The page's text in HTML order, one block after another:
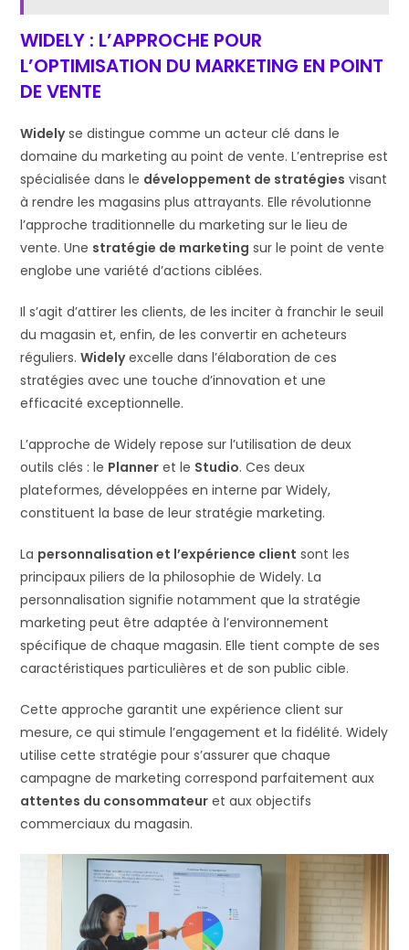
WIDELY : L’APPROCHE POUR
L’OPTIMISATION DU MARKETING EN POINT
DE VENTE
Widelyse distingue comme un acteur clé dans le
domaine du marketing au point de vente. L’entreprise est
spécialisée dans le développement de stratégies visant
à rendre les magasins plus attrayants. Elle révolutionne
l’approche traditionnelle du marketing sur le lieu de
vente. Une stratégie de marketing sur le point de vente
englobe une variété d’actions ciblées.
Il s’agit d’attirer les clients, de les inciter à franchir le seuil
du magasin et, enfin, de les convertir en acheteurs
réguliers.Widelyexcelle dans l’élaboration de ces
stratégies avec une touche d’innovation et une
efficacité exceptionnelle.
L’approche de Widely repose sur l’utilisation de deux
outils clés : le Planner et le Studio. Ces deux
plateformes, développées en interne par Widely,
constituent la base de leur stratégie marketing.
La personnalisation et l’expérience client sont les
principaux piliers de la philosophie de Widely. La
personnalisation signifie notamment que la stratégie
marketing peut être adaptée à l’environnement
spécifique de chaque magasin. Elle tient compte de ses
caractéristiques particulières et de son public cible.
Cette approche garantit une expérience client sur
mesure, ce qui stimule l’engagement et la fidélité. Widely
utilise cette stratégie pour s’assurer que chaque
campagne de marketing correspond parfaitement aux
attentes du consommateur et aux objectifs
commerciaux du magasin.